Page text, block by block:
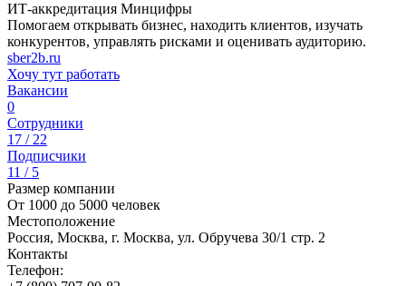
ИТ-аккредитация Минцифры
Помогаем открывать бизнес, находить клиентов, изучать
конкурентов, управлять рисками и оценивать аудиторию.
sber2b.ru
Хочу тут работать
Вакансии
0
Сотрудники
17 / 22
Подписчики
11 / 5
Размер компании
От 1000 до 5000 человек
Местоположение
Россия, Москва, г. Москва, ул. Обручева 30/1 стр. 2
Контакты
Телефон: